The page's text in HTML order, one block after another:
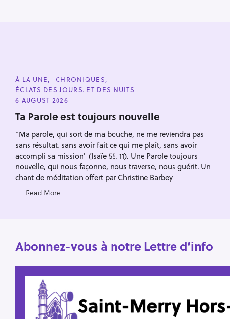
C
A
T
E
O
R
E
À LA UNE
CHRONIQUES
ÉCLATS DES JOURS. ET DES NUITS
6 AUGUST 2026
Ta Parole est toujours nouvelle
"Ma parole, qui sort de ma bouche, ne me reviendra pas
sans résultat, sans avoir fait ce qui me plaît, sans avoir
accompli sa mission" (Isaïe 55, 11). Une Parole toujours
nouvelle, qui nous façonne, nous traverse, nous guérit. Un
chant de méditation offert par Christine Barbey.
Read More
Abonnez-vous à notre Lettre d’info
r
c
f
o
r
: